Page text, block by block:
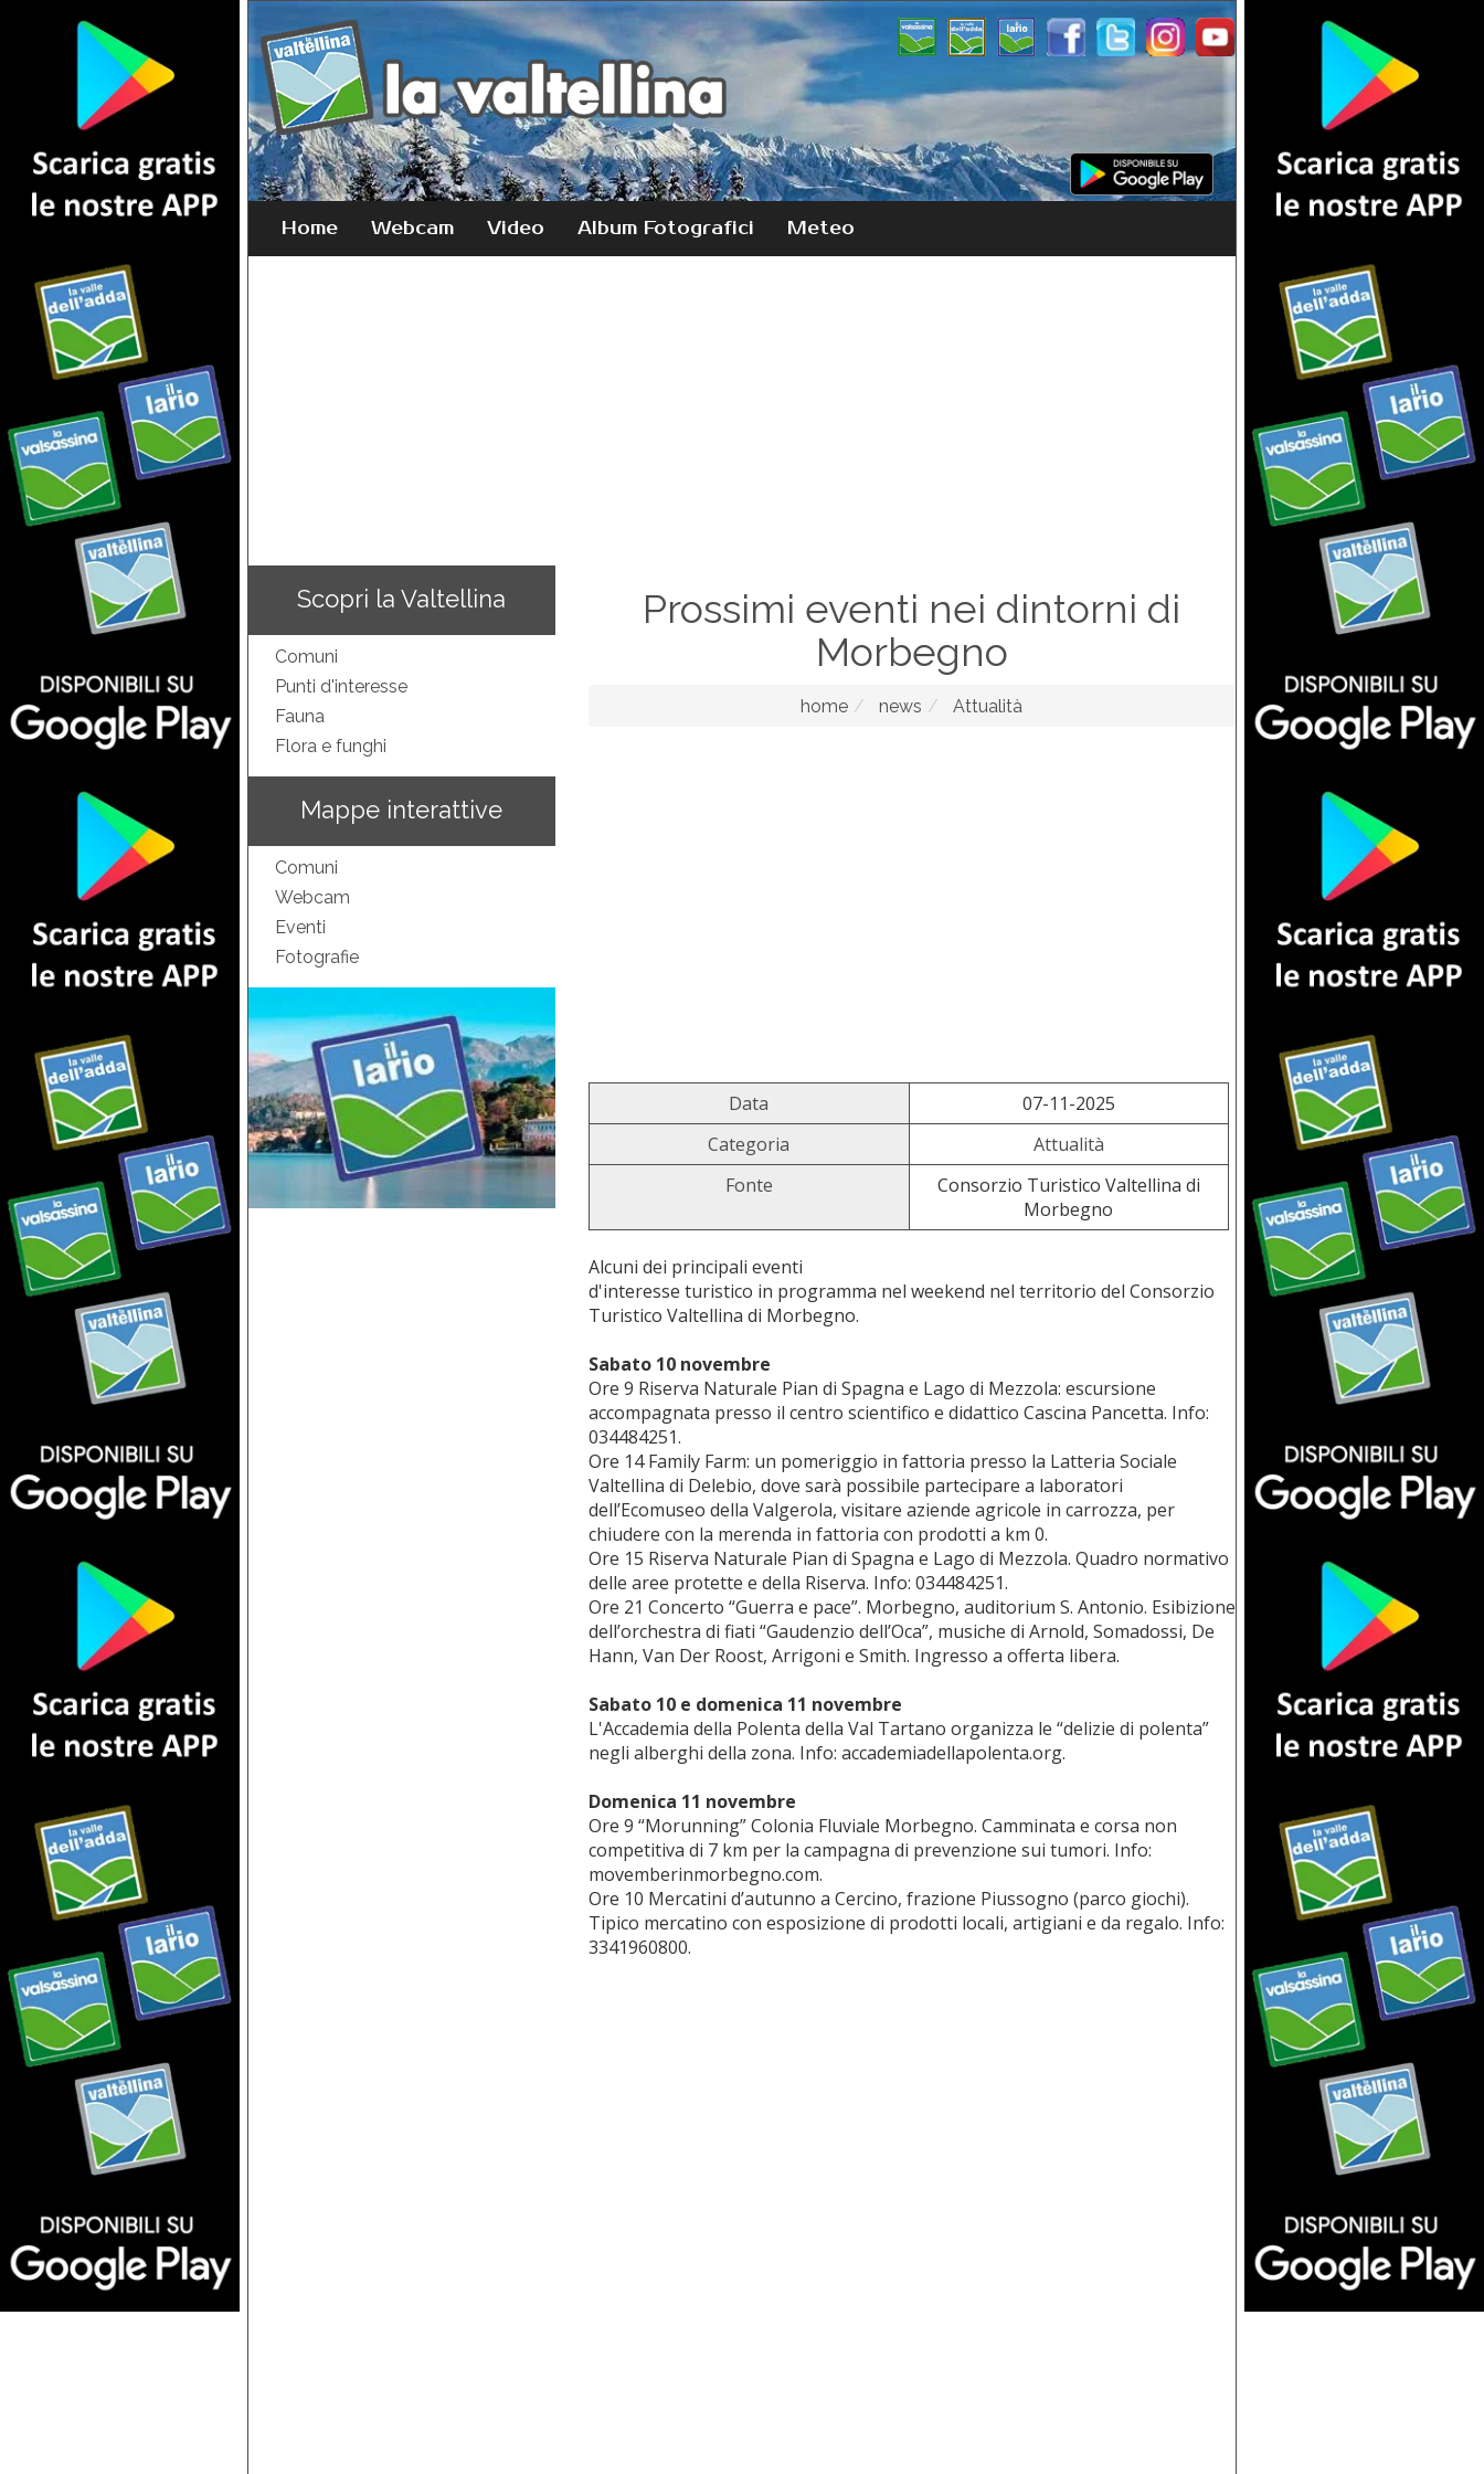
Home Webcam Video Album Fotografici Meteo
Scopri la Valtellina
Comuni
Punti d'interesse
Fauna
Flora e funghi
Mappe interattive
Comuni
Webcam
Eventi
Fotografie
Prossimi eventi nei dintorni di
Morbegno
home news Attualità
Data
07-11-2025
Categoria
Attualità
Fonte
Consorzio Turistico Valtellina di
Morbegno
Alcuni dei principali eventi
d'interesse turistico in programma nel weekend nel territorio del Consorzio
Turistico Valtellina di Morbegno.
Sabato 10 novembre
Ore 9 Riserva Naturale Pian di Spagna e Lago di Mezzola: escursione
accompagnata presso il centro scientifico e didattico Cascina Pancetta. Info:
034484251.
Ore 14 Family Farm: un pomeriggio in fattoria presso la Latteria Sociale
Valtellina di Delebio, dove sarà possibile partecipare a laboratori
dell’Ecomuseo della Valgerola, visitare aziende agricole in carrozza, per
chiudere con la merenda in fattoria con prodotti a km 0.
Ore 15 Riserva Naturale Pian di Spagna e Lago di Mezzola. Quadro normativo
delle aree protette e della Riserva. Info: 034484251.
Ore 21 Concerto “Guerra e pace”. Morbegno, auditorium S. Antonio. Esibizione
dell’orchestra di fiati “Gaudenzio dell’Oca”, musiche di Arnold, Somadossi, De
Hann, Van Der Roost, Arrigoni e Smith. Ingresso a offerta libera.
Sabato 10 e domenica 11 novembre
L'Accademia della Polenta della Val Tartano organizza le “delizie di polenta”
negli alberghi della zona. Info: accademiadellapolenta.org.
Domenica 11 novembre
Ore 9 “Morunning” Colonia Fluviale Morbegno. Camminata e corsa non
competitiva di 7 km per la campagna di prevenzione sui tumori. Info:
movemberinmorbegno.com.
Ore 10 Mercatini d’autunno a Cercino, frazione Piussogno (parco giochi).
Tipico mercatino con esposizione di prodotti locali, artigiani e da regalo. Info:
3341960800.